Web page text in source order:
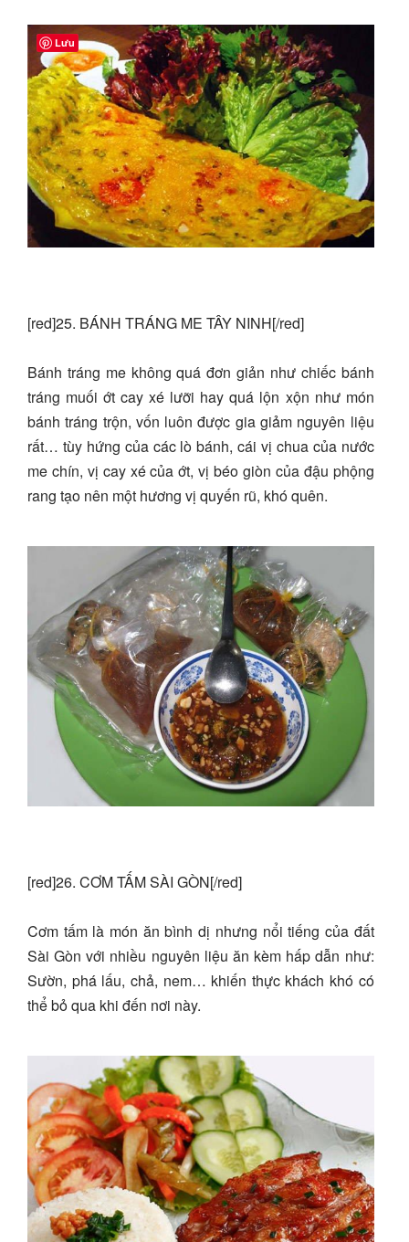
[red]25. BÁNH TRÁNG ME TÂY NINH[/red]
Bánh tráng me không quá đơn giản như chiếc bánh
tráng muối ớt cay xé lưỡi hay quá lộn xộn như món
bánh tráng trộn, vốn luôn được gia giảm nguyên liệu
rất… tùy hứng của các lò bánh, cái vị chua của nước
me chín, vị cay xé của ớt, vị béo giòn của đậu phộng
rang tạo nên một hương vị quyến rũ, khó quên.
[red]26. CƠM TẤM SÀI GÒN[/red]
Cơm tấm là món ăn bình dị nhưng nổi tiếng của đất
Sài Gòn với nhiều nguyên liệu ăn kèm hấp dẫn như:
Sườn, phá lấu, chả, nem… khiến thực khách khó có
thể bỏ qua khi đến nơi này.
Lưu